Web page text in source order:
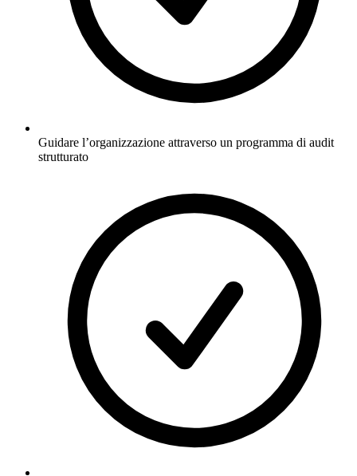
Guidare l’organizzazione attraverso un programma di audit
strutturato